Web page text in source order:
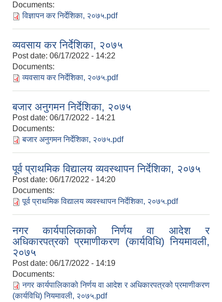
Documents:
विज्ञापन कर निर्देशिका, २०७५.pdf
व्यवसाय कर निर्देशिका, २०७५
Post date: 06/17/2022 - 14:22
Documents:
व्यवसाय कर निर्देशिका, २०७५.pdf
बजार अनुगमन निर्देशिका, २०७५
Post date: 06/17/2022 - 14:21
Documents:
बजार अनुगमन निर्देशिका, २०७५.pdf
पूर्व प्राथमिक विद्यालय व्यवस्थापन निर्देशिका, २०७५
Post date: 06/17/2022 - 14:20
Documents:
पूर्व प्राथमिक विद्यालय व्यवस्थापन निर्देशिका, २०७५.pdf
नगर कार्यपालिकाको निर्णय वा आदेश र
अधिकारपत्रको प्रमाणीकरण (कार्यविधि) नियमावली,
२०७५
Post date: 06/17/2022 - 14:19
Documents:
नगर कार्यपालिकाको निर्णय वा आदेश र अधिकारपत्रको प्रमाणीकरण
(कार्यविधि) नियमावली, २०७५.pdf